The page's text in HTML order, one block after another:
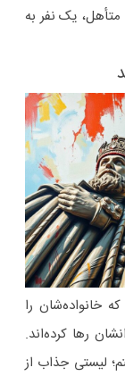
متأهل، یک نفر به
خانواده‌شان را
رها کرده‌اند.
لیستی جذاب از